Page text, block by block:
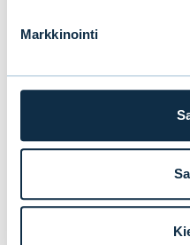
Markkinointi
Uusi tutkimus
suomalaisten